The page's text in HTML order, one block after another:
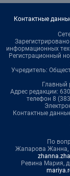
Контактные
информационных
Регистрационный
Учредитель:
Главный
Адрес редакции:
телефон 8
Контактные
По
Жапарова Жанна,
Ревина Мария,